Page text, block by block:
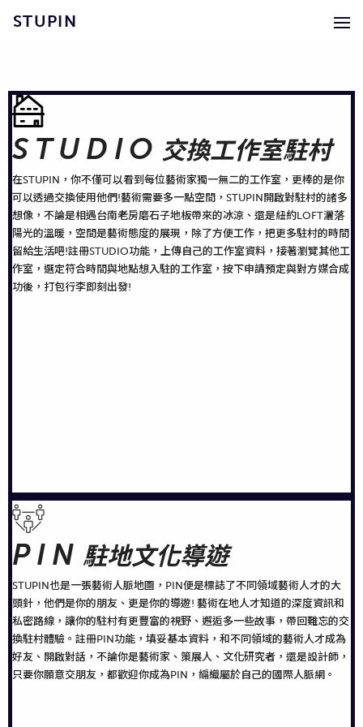
STUPIN
STUDIO 交換工作室駐村
在STUPIN，你不僅可以看到每位藝術家獨一無二的工作室，更棒的是你
可以透過交換使用他們!藝術需要多一點空間，STUPIN開啟對駐村的諸多
想像，不論是相遇台南老房磨石子地板帶來的冰涼、還是紐約LOFT灑落
陽光的溫暖，空間是藝術態度的展現，除了方便工作，把更多駐村的時間
留給生活吧!註冊STUDIO功能，上傳自己的工作室資料，接著瀏覽其他工
作室，選定符合時間與地點想入駐的工作室，按下申請預定與對方媒合成
功後，打包行李即刻出發!
PIN 駐地文化導遊
STUPIN也是一張藝術人脈地圖，PIN便是標誌了不同領域藝術人才的大
頭針，他們是你的朋友、更是你的導遊! 藝術在地人才知道的深度資訊和
私密路線，讓你的駐村有更豐富的視野、邂逅多一些故事，帶回難忘的交
換駐村體驗。註冊PIN功能，填妥基本資料，和不同領域的藝術人才成為
好友、開啟對話，不論你是藝術家、策展人、文化研究者，還是設計師，
只要你願意交朋友，都歡迎你成為PIN，編織屬於自己的國際人脈網。